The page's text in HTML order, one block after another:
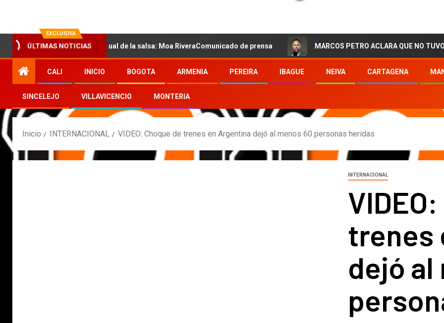
EXCLUSIVA
ÚLTIMAS NOTICIAS
la nueva voz sensual de la salsa: Moa RiveraComunicado de prensa MARCOS PETRO ACLARA QUE NO TUVO QUE VER
CALI INICIO BOGOTA ARMENIA PEREIRA IBAGUE NEIVA CARTAGENA
SINCELEJO VILLAVICENCIO MONTERIA
Inicio INTERNACIONAL VIDEO: Choque de trenes en Argentina dejó al menos 60 personas heridas
INTERNACIONAL
trenes
dejó al